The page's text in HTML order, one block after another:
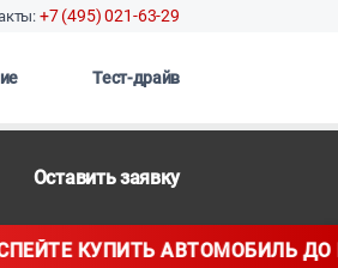
+7 (495) 021-63-29
Тест-драйв
Оставить заявку
ПОВЫШЕНИЯ ЦЕН!